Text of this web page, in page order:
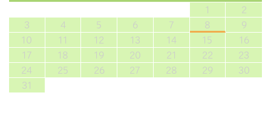
1
2
3
4 5 6 7 8
9
10
11 12 13 14 15
16
17
18 19 20 21 22
23
24
25 26 27 28 29
30
31